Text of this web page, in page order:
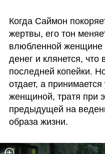
Когда Саймон
жертвы, его тон
влюбленной женщине
денег и клянется,
последней копейки.
отдает, а
женщиной, тратя при
предыдущей на
образа жизни.